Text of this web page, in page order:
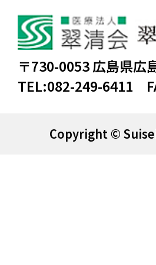
〒730-0053 広島県広
TEL:082-249-6411
Copyright ©